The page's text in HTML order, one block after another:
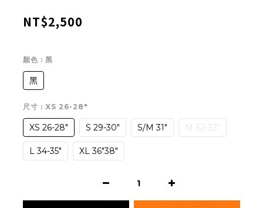
NT$2,500
顏色 : 黑
黑
尺寸 : XS 26-28"
XS 26-28" S 29-30" S/M 31" M 32-33"
L 34-35" XL 36"38"